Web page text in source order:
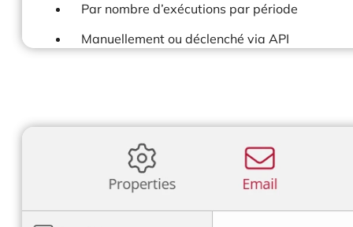
Par nombre d’exécutions par période
Manuellement ou déclenché via API